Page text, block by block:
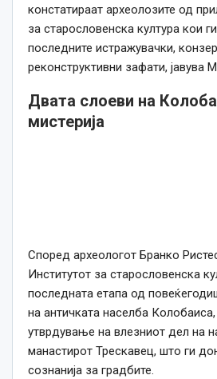
констатираат археолозите од
за старословенска култура кои
последните истражувачки,
реконструктивни зафати, јавува
Двата слоеви на
мистерија
Според археологот Бранко
Институтот за старословенска
последната етапа од
на античката населба
утврдување на влезниот дел на
манастирот Трескавец, што ги
сознанија за градбите.